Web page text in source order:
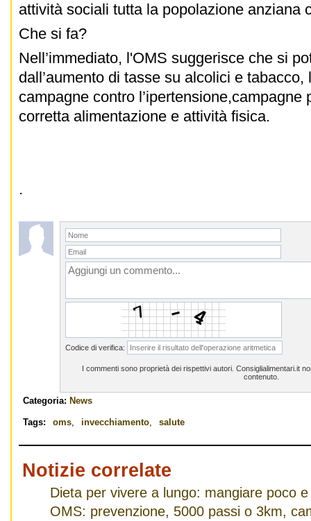
attività sociali tutta la popolazione anziana
Che si fa?
Nell’immediato, l'OMS suggerisce che si
dall’aumento di tasse su alcolici e
campagne contro l’ipertensione,campagne
corretta alimentazione e attività fisica.
.
Codice di verifica:
I commenti sono proprietà dei rispettivi autori. Consiglialimentari.it
contenuto.
Categoria: News
Tags: oms, invecchiamento, salute
Notizie correlate
Dieta per vivere a lungo: mangiare poco
OMS: prevenzione, 5000 passi o 3km,